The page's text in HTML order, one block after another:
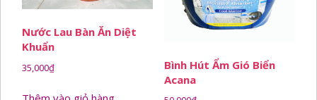
Nước Lau Bàn Ăn Diệt
Khuẩn
35,000₫
Bình Hút Ẩm Gió Biển
Acana